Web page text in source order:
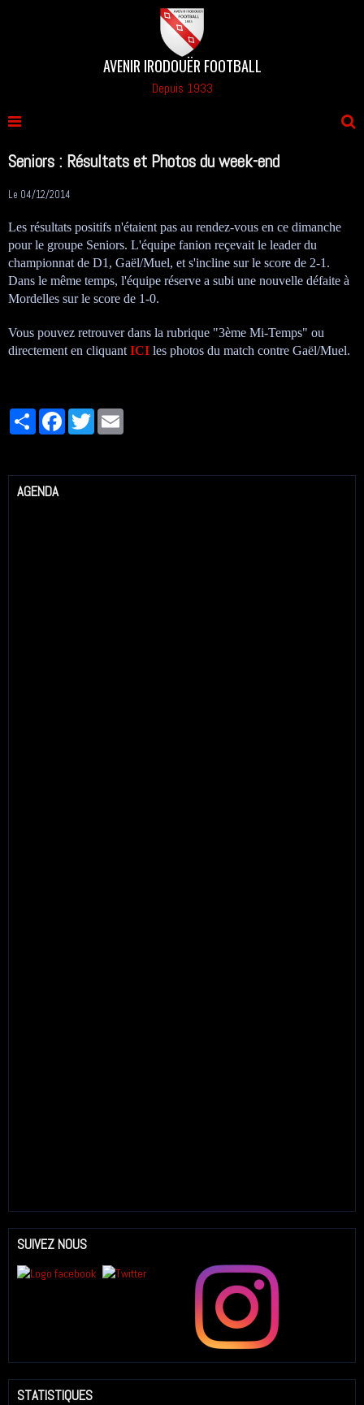
AVENIR IRODOUËR FOOTBALL
Depuis 1933
Seniors : Résultats et Photos du week-end
Le 04/12/2014
Les résultats positifs n'étaient pas au rendez-vous en ce dimanche
pour le groupe Seniors. L'équipe fanion reçevait le leader du
championnat de D1, Gaël/Muel, et s'incline sur le score de 2-1.
Dans le même temps, l'équipe réserve a subi une nouvelle défaite à
Mordelles sur le score de 1-0.
Vous pouvez retrouver dans la rubrique "3ème Mi-Temps" ou
directement en cliquant ICI les photos du match contre Gaël/Muel.
PartagerFacebookTwitter
AGENDA
SUIVEZ NOUS
STATISTIQUES